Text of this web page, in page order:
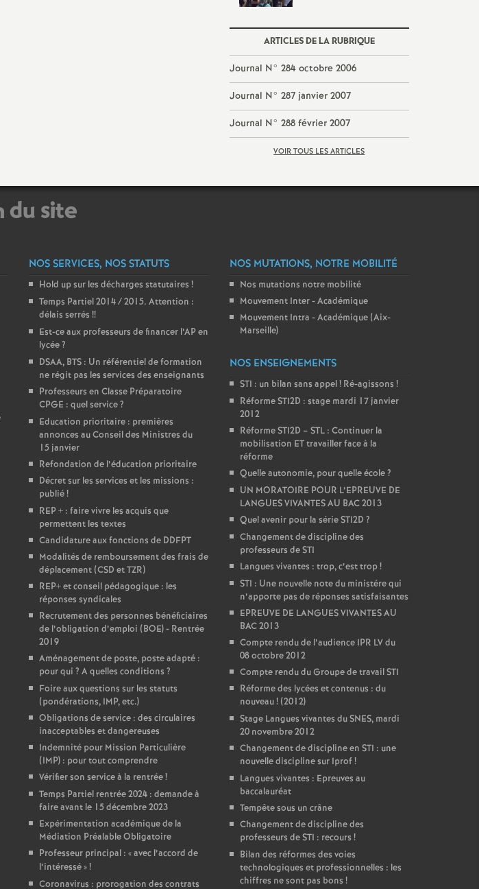
ARTICLES DE LA RUBRIQUE
Journal N° 284 octobre 2006
Journal N° 287 janvier 2007
Journal N° 288 février 2007
VOIR TOUS LES ARTICLES
du site
NOS SERVICES, NOS STATUTS
Hold up sur les décharges statutaires !
Temps Partiel 2014 / 2015. Attention :
délais serrés !!
Est-ce aux professeurs de financer l’AP en
lycée?
DSAA, BTS : Un référentiel de formation
ne régit pas les services des enseignants
Professeurs en Classe Préparatoire
CPGE : quel service?
Education prioritaire : premières
annonces au Conseil des Ministres du
15 janvier
Refondation de l’éducation prioritaire
Décret sur les services et les missions :
publié!
REP + : faire vivre les acquis que
permettent les textes
Candidature aux fonctions de DDFPT
Modalités de remboursement des frais de
déplacement (CSD et TZR)
REP+ et conseil pédagogique : les
réponses syndicales
Recrutement des personnes bénéficiaires
de l’obligation d’emploi (BOE) - Rentrée
2019
Aménagement de poste, poste adapté :
pour qui ? A quelles conditions ?
Foire aux questions sur les statuts
(pondérations, IMP, etc.)
Obligations de service : des circulaires
inacceptables et dangereuses
Indemnité pour Mission Particulière
(IMP) : pour tout comprendre
Vérifier son service à la rentrée!
Temps Partiel rentrée 2024 : demande à
faire avant le 15 décembre 2023
Expérimentation académique de la
Médiation Préalable Obligatoire
Professeur principal : «avec l’accord de
l’intéressé»!
Coronavirus : prorogation des contrats
NOS MUTATIONS, NOTRE MOBILITÉ
Nos mutations notre mobilité
Mouvement Inter - Académique
Mouvement Intra - Académique (Aix-
Marseille)
NOS ENSEIGNEMENTS
STI : un bilan sans appel! Ré-agissons !
Réforme STI2D : stage mardi 17 janvier
2012
Réforme STI2D – STL : Continuer la
mobilisation ET travailler face à la
réforme
Quelle autonomie, pour quelle école?
UN MORATOIRE POUR L’EPREUVE DE
LANGUES VIVANTES AU BAC 2013
Quel avenir pour la série STI2D ?
Changement de discipline des
professeurs de STI
Langues vivantes : trop, c’est trop!
STI : Une nouvelle note du ministére qui
n’apporte pas de réponses satisfaisantes
EPREUVE DE LANGUES VIVANTES AU
BAC 2013
Compte rendu de l’audience IPR LV du
08 octobre 2012
Compte rendu du Groupe de travail STI
Réforme des lycées et contenus : du
nouveau! (2012)
Stage Langues vivantes du SNES, mardi
20 novembre 2012
Changement de discipline en STI : une
nouvelle discipline sur Iprof!
Langues vivantes : Epreuves au
baccalauréat
Tempête sous un crâne
Changement de discipline des
professeurs de STI : recours !
Bilan des réformes des voies
technologiques et professionnelles : les
chiffres ne sont pas bons !